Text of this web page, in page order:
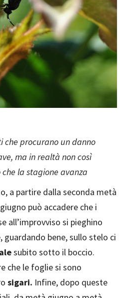
che procurano un danno
ma in realtà non così
la stagione avanza
a partire dalla seconda metà
può accadere che i
all’improvviso si pieghino
guardando bene, sullo stelo ci
subito sotto il boccio.
che le foglie si sono
sigari. Infine, dopo queste